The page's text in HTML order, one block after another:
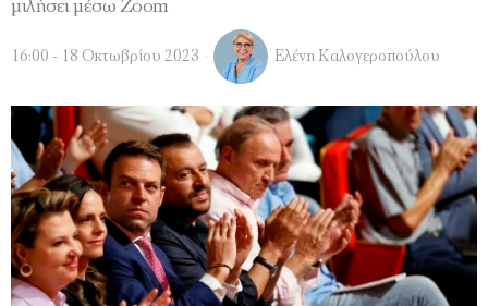
μιλήσει μέσω Zoom
16:00 - 18 Οκτωβρίου 2023 Ελένη Καλογεροπούλου